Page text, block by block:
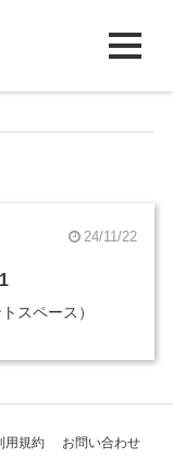
24/11/22
スペース）
用規約 お問い合わせ